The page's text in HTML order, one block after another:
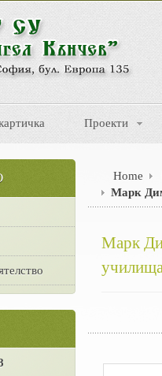
Проекти
Home
Марк
Марк